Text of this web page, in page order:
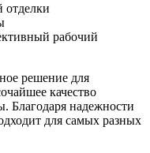
рабочий
решение для
качество
Благодаря надежности
для самых разных